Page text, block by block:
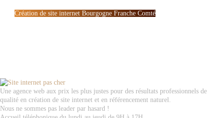
Création de site internet Bourgogne Franche Comté
Une agence web aux prix les plus justes pour des résultats professionnels de
qualité en création de site internet et en référencement naturel.
Nous ne sommes pas leader par hasard !